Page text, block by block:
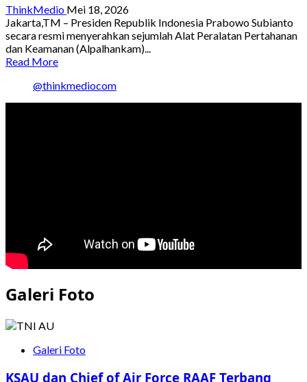
ThinkMedio Mei 18, 2026
Jakarta,TM – Presiden Republik Indonesia Prabowo Subianto
secara resmi menyerahkan sejumlah Alat Peralatan Pertahanan
dan Keamanan (Alpalhankam)...
Read MoreRead
about
Presiden
@thinkmediocom
Galeri Foto
Galeri Foto
KSAU dan Chief of Air Force RAAF Terbang